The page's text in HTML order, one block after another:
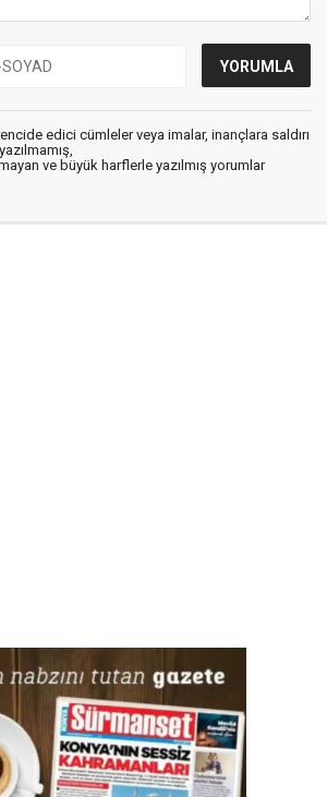
edici cümleler veya imalar, inançlara saldırı
ve büyük harflerle yazılmış yorumlar